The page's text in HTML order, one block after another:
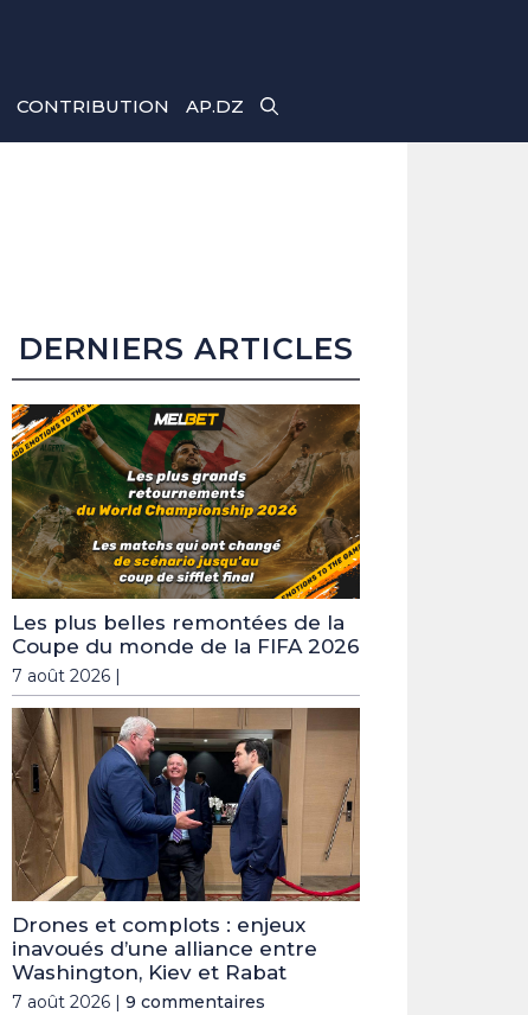
CONTRIBUTION AP.DZ
DERNIERS ARTICLES
Les plus belles remontées de la
Coupe du monde de la FIFA 2026
7 août 2026 |
Drones et complots : enjeux
inavoués d’une alliance entre
Washington, Kiev et Rabat
7 août 2026 | 9 commentaires